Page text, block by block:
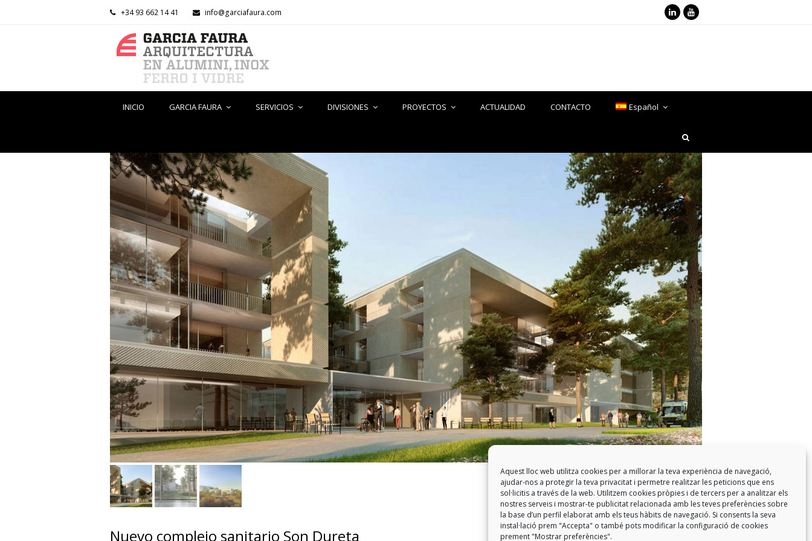
Aquest lloc web utilitza cookies per a millorar la teva experiència de navegació,
ajudar-nos a protegir la teva privacitat i permetre realitzar les peticions que ens
sol·licitis a través de la web. Utilitzem cookies pròpies i de tercers per a analitzar els
nostres serveis i mostrar-te publicitat relacionada amb les teves preferències sobre
la base d’un perfil elaborat amb els teus hàbits de navegació. Si consents la seva
instal·lació prem "Accepta" o també pots modificar la configuració de cookies
prement "Mostrar preferències".
+34 93 662 14 41 info@garciafaura.com LinkedInYoutube
INICIO GARCIA FAURA SERVICIOS DIVISIONES PROYECTOS ACTUALIDAD CONTACTO Español
Nuevo complejo sanitario Son Dureta